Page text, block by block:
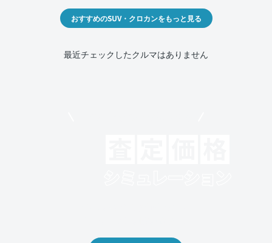
おすすめのSUV・クロカンをもっと見る
最近チェックしたクルマはありません